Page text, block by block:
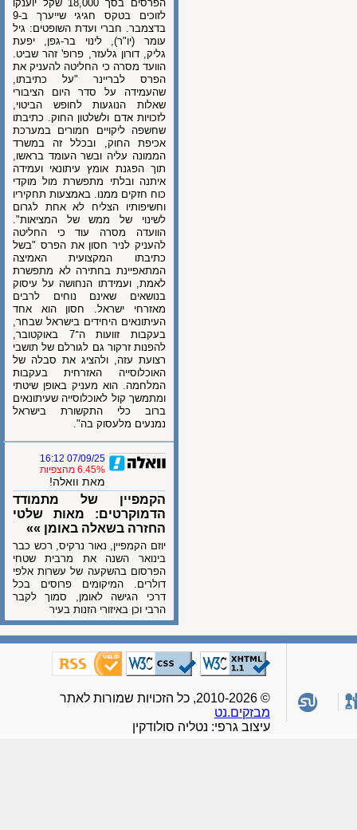
הפרסים בסך 18,000 שקל יוענקו
בדצמבר. חברי ועדת השופטים: גיל
עומר (יו"ר), לינוי בר-גפן, יפעת
גליק, דורון גלעזר, פרופ' זהר שביט.
הוועד מסרה כי החליטה להעניק את
הפרס לבריינר "על כתיבתו,
שהעמידה על סדר היום הציבורי
שאלות הנוגעות לחופש הביטוי,
לזכויות אדם ולשלטון החוק. כתיבתו
שחשפה ליקויים חמורים במערכת
אכיפת החוק, ובכלל זה במשרד
הממונה עליה ובשר העומד בראשו,
תוך הפגנת אומץ עיתונאי ועמידה
איתנה ובלתי מתפשרת מול מוקדי
כוח חזקים ממנו. באמצעות תחקיריו
וחשיפותיו הצליח לא אחת לגרום
לשינוי של ממש של המציאות".
הוועדה מסרה עוד כי החליטה
להעניק לניר חסון את הפרס "בשל
כתיבתו המקצועית האמיצה
המתאפיינת בחתירה לא מתפשרת
לאמת, ועמידתו הנחושה על עיסוק
בנושאים שאינם נוחים לרבים
מאזרחי ישראל. חסון הוא אחד
העיתונאים היחידים בישראל שבחר,
בעקבות זוועות ה־7 באוקטובר,
להפנות זרקור גם לגורלם של תושבי
רצועת עזה, ולהציג את סבלה של
האוכלוסייה האזרחית בעקבות
המלחמה. הוא מעניק באופן שיטתי
ומתמשך קול לאוכלוסייה שעיתונאים
ברוב כלי התקשורת בישראל
נמנעים מלעסוק בה".
07/09/25 16:12
6.45% מהצפיות
מאת וואלה!
הקמפיין של מתמודד
הדמוקרטים: מאות שלטי
החזרה בשאלה באומן »»
יוזם הקמפיין, נאור נרקיס, רכש כבר
בינואר השנה את מרבית שטחי
הפרסום בהשקעה של עשרות אלפי
דולרים. המיקומים פרוסים בכל
דרכי הגישה לאומן, סמוך לקבר
הרבי וכן באיזורי הזנות בעיר
מבזקים.נט
עיצוב גרפי: נטליה סולודקין